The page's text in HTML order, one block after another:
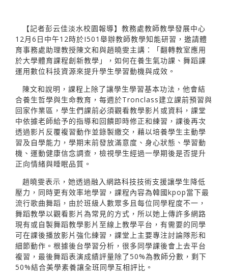
【記者彭云佳淡水校園報導】教務處教師教學發展中心
12月6日中午12時於I501舉辦教師教學知能研習，邀請體
育事務處助理教授陳文和與趙曉雯主講：「翻轉教室應用
於大學體育課程創新教學」，如何在養生氣功課、舞蹈課
運用數位科技資源來提升學生學習動機與成效。
陳文和說明，課程上除了讓學生學習基本功法，他會結
合養生哲學與生命教育，每週於Tronclass建立課前預習與
回家作業區，學生們課前必須觀看教學影片或資料，課堂
中依據老師給予的指導和回饋即時修正和練習，課後再次
透過影片反覆複習動作並錄製繳交，藉以培養學生主動學
習及自學能力，學期末前發放滿意度、身心狀態、學習動
機、運動健康信念調查，檢視學生經過一學期後是否提升
正向情緒與睡眠品質。
趙曉雯表示，她透過融入網路科技技術支援讓學生降低
壓力，同時更有效率地學習，課程內容為韓國kpop當下最
流行歌曲舞蹈，由於班級人數眾多且每位同學程度不一，
舞蹈教學以觀看影片為常見的方式，所以她上傳許多網路
現有或自製舞蹈教學影片至線上教學平台，有需要的同學
可在課後播放影片強化練習，課堂上主要專注討論隊形和
細節動作。根據後台學習分析，很多同學課後會上去平台
複習，最後舞蹈表演成績評量除了50%為教師分數，剩下
50%結合美學素養讓全班同學互相評比。